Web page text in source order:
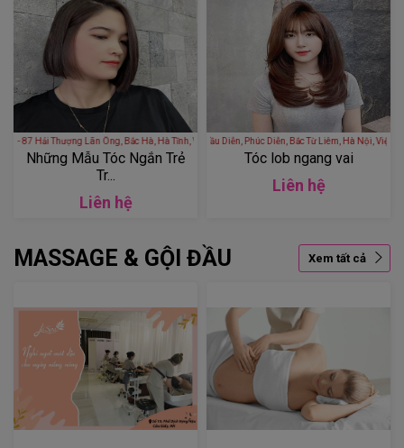
87 Hải Thượng Lãn Ông, Bắc Hà, Hà Tĩnh, Việt Nam
Những Mẫu Tóc Ngắn Trẻ
Tr...
Liên hệ
Cao Gia Lộc Hair Academy - 31 Đường Cầu Diễn, Phúc Diễn, Bắc Từ Liêm,
Tóc lob ngang vai
Liên hệ
MASSAGE & GỘI ĐẦU Xem tất cả